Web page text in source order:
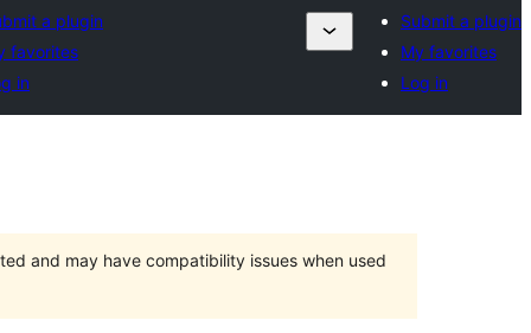
a plugin
favorites
in
Submit a plugin
My favorites
Log in
and may have compatibility issues when used